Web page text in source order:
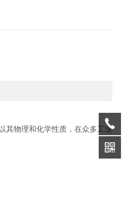
其物理和化学性质，在众多工业